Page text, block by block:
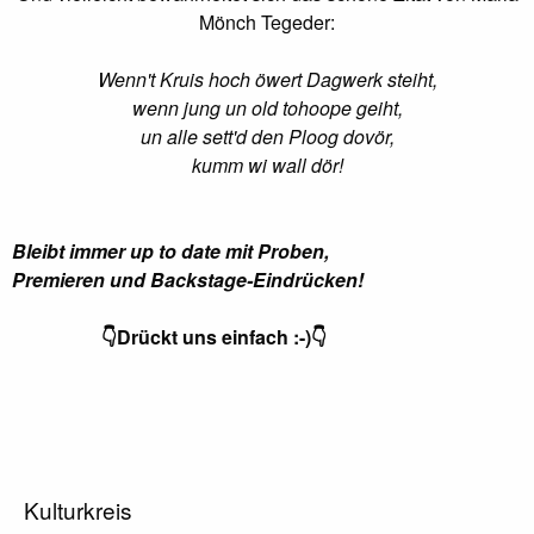
Mönch Tegeder:
Wenn't Kruis hoch öwert Dagwerk steiht,
wenn jung un old tohoope geiht,
un alle sett'd den Ploog dovör,
kumm wi wall dör!
Bleibt immer up to date mit Proben,
Premierenund Backstage-Eindrücken!
👇Drückt uns einfach :-)👇
Kulturkreis